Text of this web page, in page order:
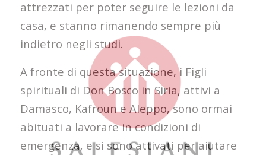
attrezzati per poter seguire le lezioni da
casa, e stanno rimanendo sempre più
indietro negli studi.
A fronte di questa situazione, i Figli
spirituali di Don Bosco in Siria, attivi a
Damasco, Kafroun e Aleppo, sono ormai
abituati a lavorare in condizioni di
emergenza, e si sono attivati per aiutare